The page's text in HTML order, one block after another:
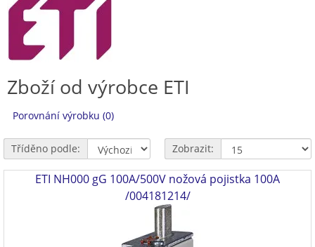
Zboží od výrobce ETI
Porovnání výrobku (0)
Tříděno podle: Zobrazit:
ETI NH000 gG 100A/500V nožová pojistka 100A
/004181214/